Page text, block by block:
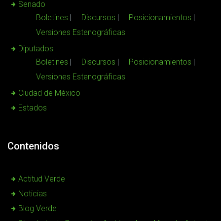
Senado
Boletines
Discursos
Posicionamientos
Versiones Estenográficas
Diputados
Boletines
Discursos
Posicionamientos
Versiones Estenográficas
Ciudad de México
Estados
Contenidos
Actitud Verde
Noticias
Blog Verde